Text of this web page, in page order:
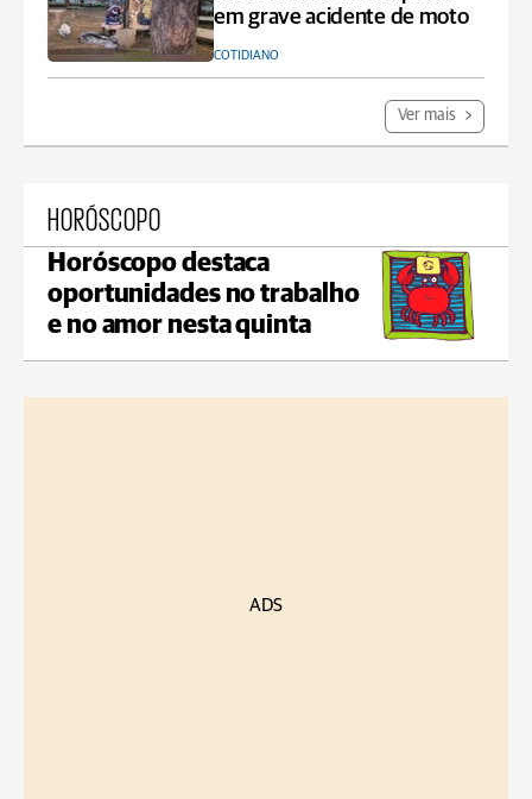
em grave acidente de moto
COTIDIANO
Ver mais
HORÓSCOPO
Horóscopo destaca
oportunidades no trabalho
e no amor nesta quinta
ADS